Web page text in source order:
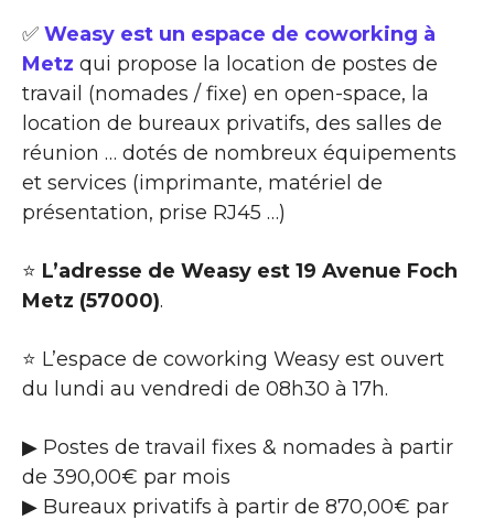
✅ Weasy est un espace de coworking à
Metz qui propose la location de postes de
travail (nomades / fixe) en open-space, la
location de bureaux privatifs, des salles de
réunion … dotés de nombreux équipements
et services (imprimante, matériel de
présentation, prise RJ45 …)
⭐ L’adresse de Weasy est 19 Avenue Foch
Metz (57000).
⭐ L’espace de coworking Weasy est ouvert
du lundi au vendredi de 08h30 à 17h.
▶ Postes de travail fixes & nomades à partir
de 390,00€ par mois
▶ Bureaux privatifs à partir de 870,00€ par